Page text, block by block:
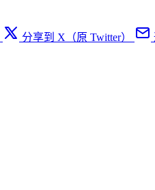
分享到 X（原 Twitter）